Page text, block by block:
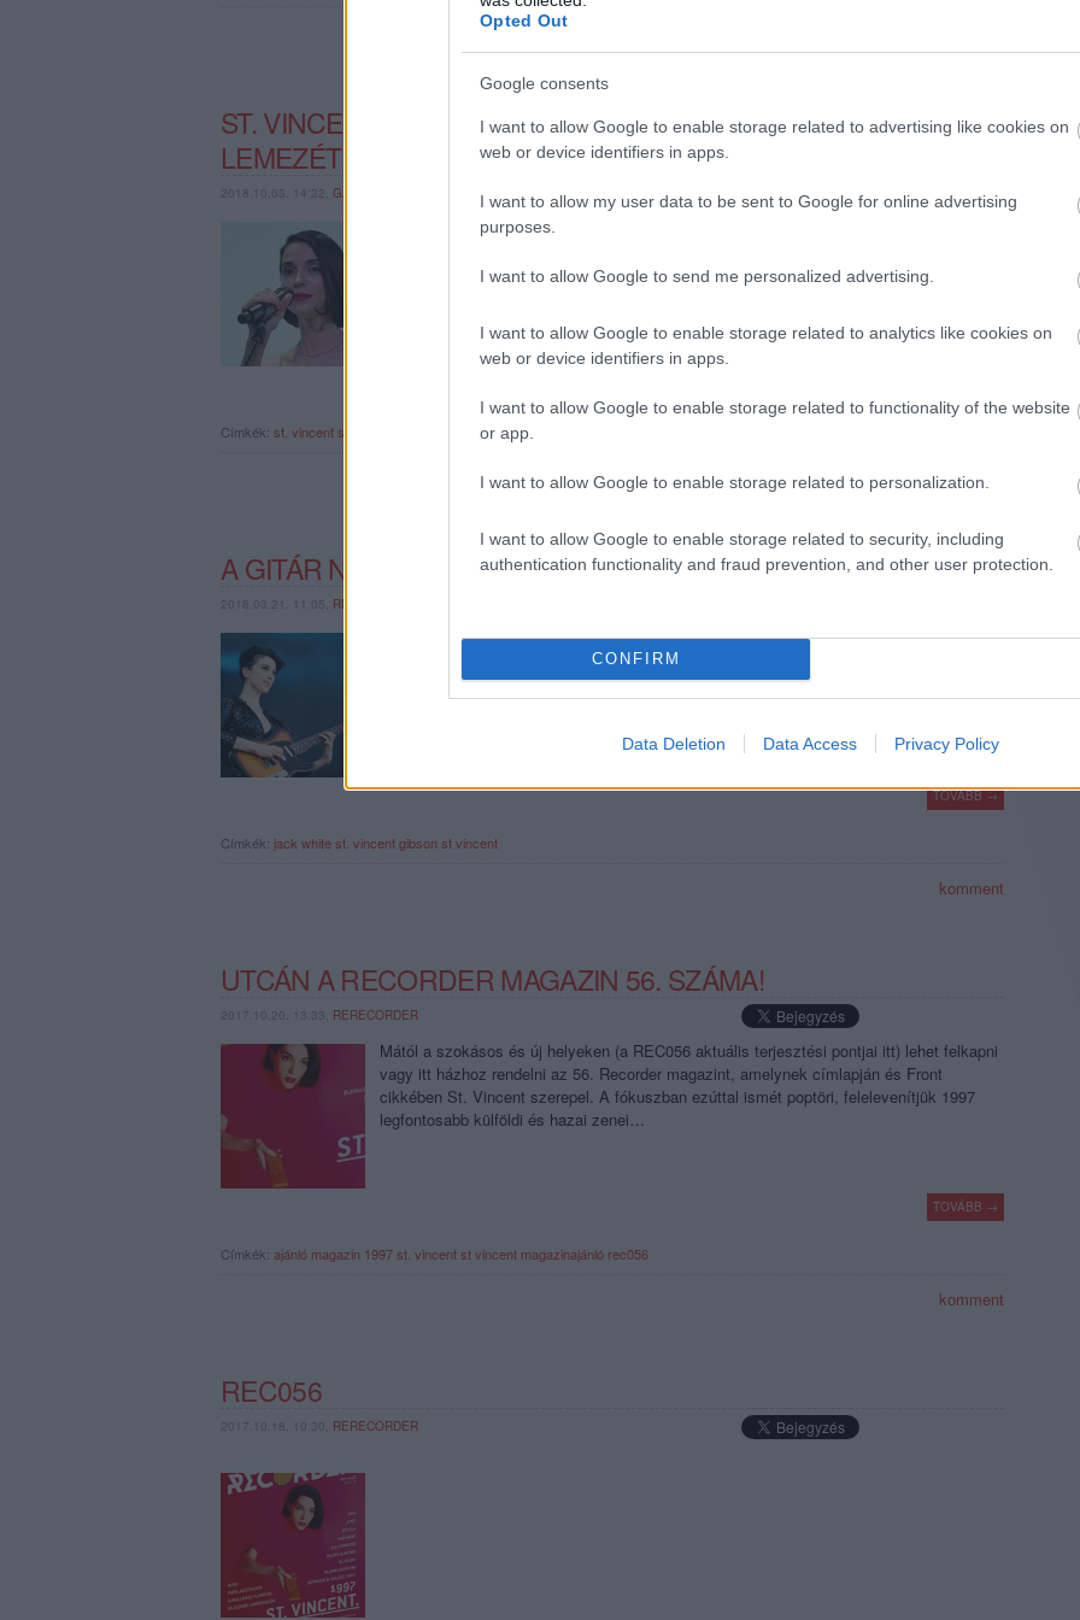
Opted Out
Google consents
I want to allow Google to enable storage related to advertising like cookies on
web or device identifiers in apps.
I want to allow my user data to be sent to Google for online advertising
purposes.
I want to allow Google to send me personalized advertising.
I want to allow Google to enable storage related to analytics like cookies on
web or device identifiers in apps.
I want to allow Google to enable storage related to functionality of the website
or app.
I want to allow Google to enable storage related to personalization.
I want to allow Google to enable storage related to security, including
authentication functionality and fraud prevention, and other user protection.
CONFIRM
Data Deletion Data Access Privacy Policy
ST. VINCENT ÁTHANGSZERELVE ADJA KI ÚJRA SAJÁT
LEMEZÉT
2018.10.03. 14:32, GAINES
A pompás MASSEDUCTION electropop-artrock hangzásvilágát egyszálzongorás
Címkék: st. vincentst vincent
komment
A GITÁR NEM HALT MEG, CSAK ÁTALAKULT
2018.03.21. 11:05, RRRECORDER
Nemrég bejárta a sajtót a Gibson anyagi gondjainak a híre. Egy új cikk szerint nem kell
ebből túlzott következtetéseket levonni: lehet, hogy eltűntek a rocksztárok, de azért
gitároznak még a fiatalok - csak éppen más izgatja őket, nem a gitárhősködés.
TOVÁBB →
Címkék: jack whitest. vincentgibson st vincent
komment
UTCÁN A RECORDER MAGAZIN 56. SZÁMA!
2017.10.20. 13:33, RERECORDER
Mától a szokásos és új helyeken (a REC056 aktuális terjesztési pontjai itt) lehet felkapni
vagy itt házhoz rendelni az 56. Recorder magazint, amelynek címlapján és Front
cikkében St. Vincent szerepel. A fókuszban ezúttal ismét poptöri, felelevenítjük 1997
legfontosabb külföldi és hazai zenei…
TOVÁBB →
Címkék: ajánló magazin 1997st. vincentst vincent magazinajánló rec056
komment
REC056
2017.10.18. 10:30, RERECORDER